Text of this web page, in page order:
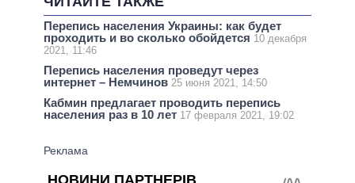
Перепись населения Украины: как будет
проходить и во сколько обойдется 10 декабря
2021, 11:46
Перепись населения проведут через
интернет – Немчинов 25 июня 2021, 14:50
Кабмин предлагает проводить перепись
населения раз в 10 лет 17 февраля 2021, 19:02